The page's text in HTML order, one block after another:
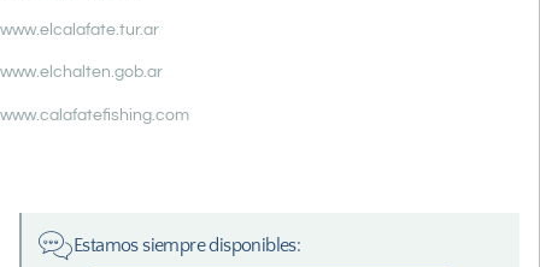
www.elcalafate.tur.ar
www.elchalten.gob.ar
www.calafatefishing.com
Estamos siempre disponibles: